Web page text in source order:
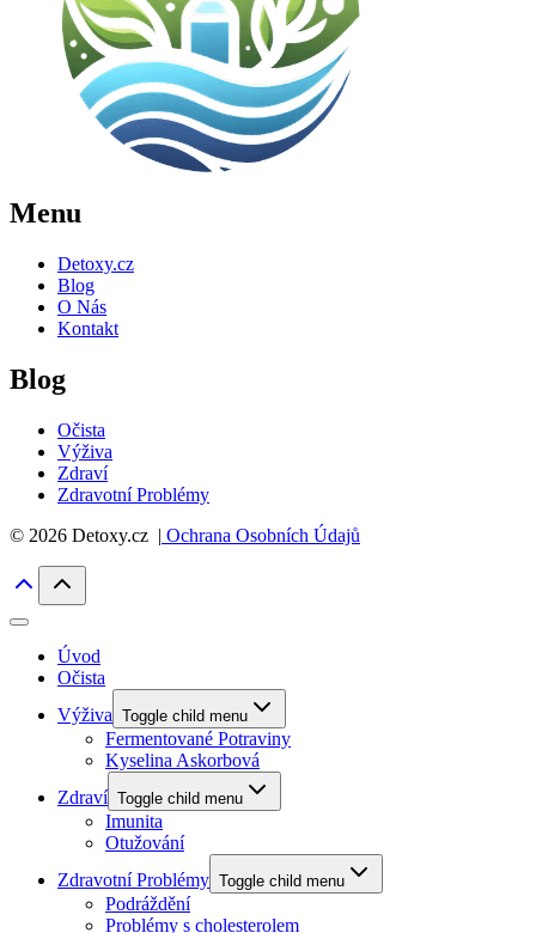
Menu
Detoxy.cz
Blog
O Nás
Kontakt
Blog
Očista
Výživa
Zdraví
Zdravotní Problémy
© 2026 Detoxy.cz | Ochrana Osobních Údajů
Úvod
Očista
Výživa Toggle child menu
Fermentované Potraviny
Kyselina Askorbová
Zdraví Toggle child menu
Imunita
Otužování
Zdravotní Problémy Toggle child menu
Podráždění
Problémy s cholesterolem